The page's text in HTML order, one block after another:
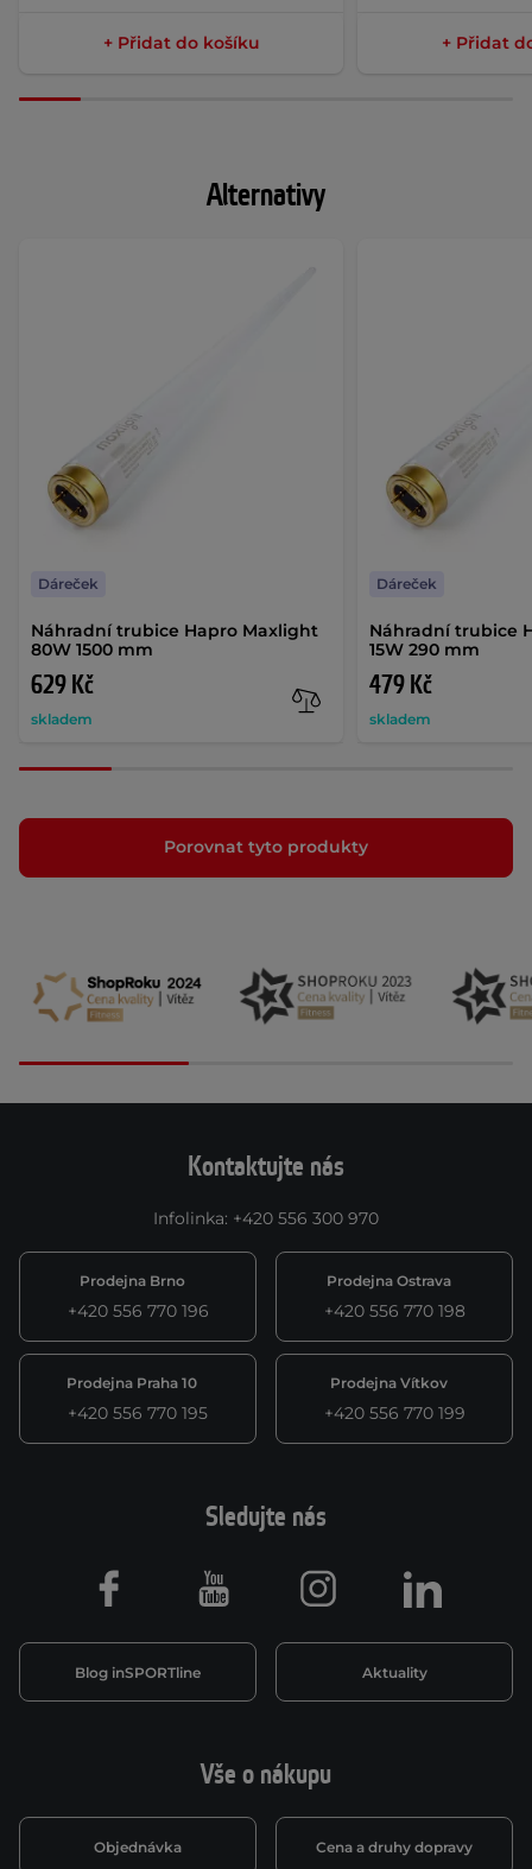
+ Přidat do košíku + Přidat
Alternativy
Náhradní trubice Hapro Maxlight
80W 1500 mm
629 Kč
skladem
Dáreček
Náhradní trubice
15W 290 mm
479 Kč
skladem
Dáreček
Porovnat tyto produkty
Kontaktujte nás
Infolinka: +420 556 300 970
Prodejna Brno
+420 556 770 196
Prodejna Ostrava
+420 556 770 198
Prodejna Praha 10
+420 556 770 195
Prodejna Vítkov
+420 556 770 199
Vše o nákupu
Objednávka Cena a druhy dopravy
Sledujte nás
Blog inSPORTline Aktuality
Facebook Youtube Instagram LinkedIn